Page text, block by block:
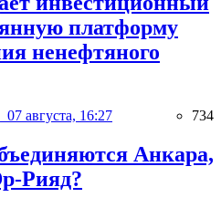
платформу
ненефтяного
07 августа, 16:27 734
Анкара,
Рияд?